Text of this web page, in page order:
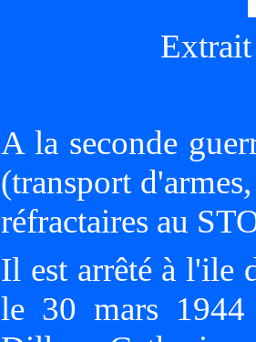
A la seconde
(transport
réfractaires au
Il est arrêté à l'ile
le 30 mars 1944